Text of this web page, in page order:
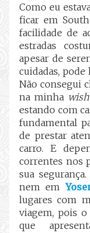
Como eu
ficar em
facilidade de
estradas
apesar de
cuidadas, pode
Não consegui
na minha
estando com
fundamental
de prestar
carro. E
correntes nos
sua
nem em
lugares com
viagem, pois o
que